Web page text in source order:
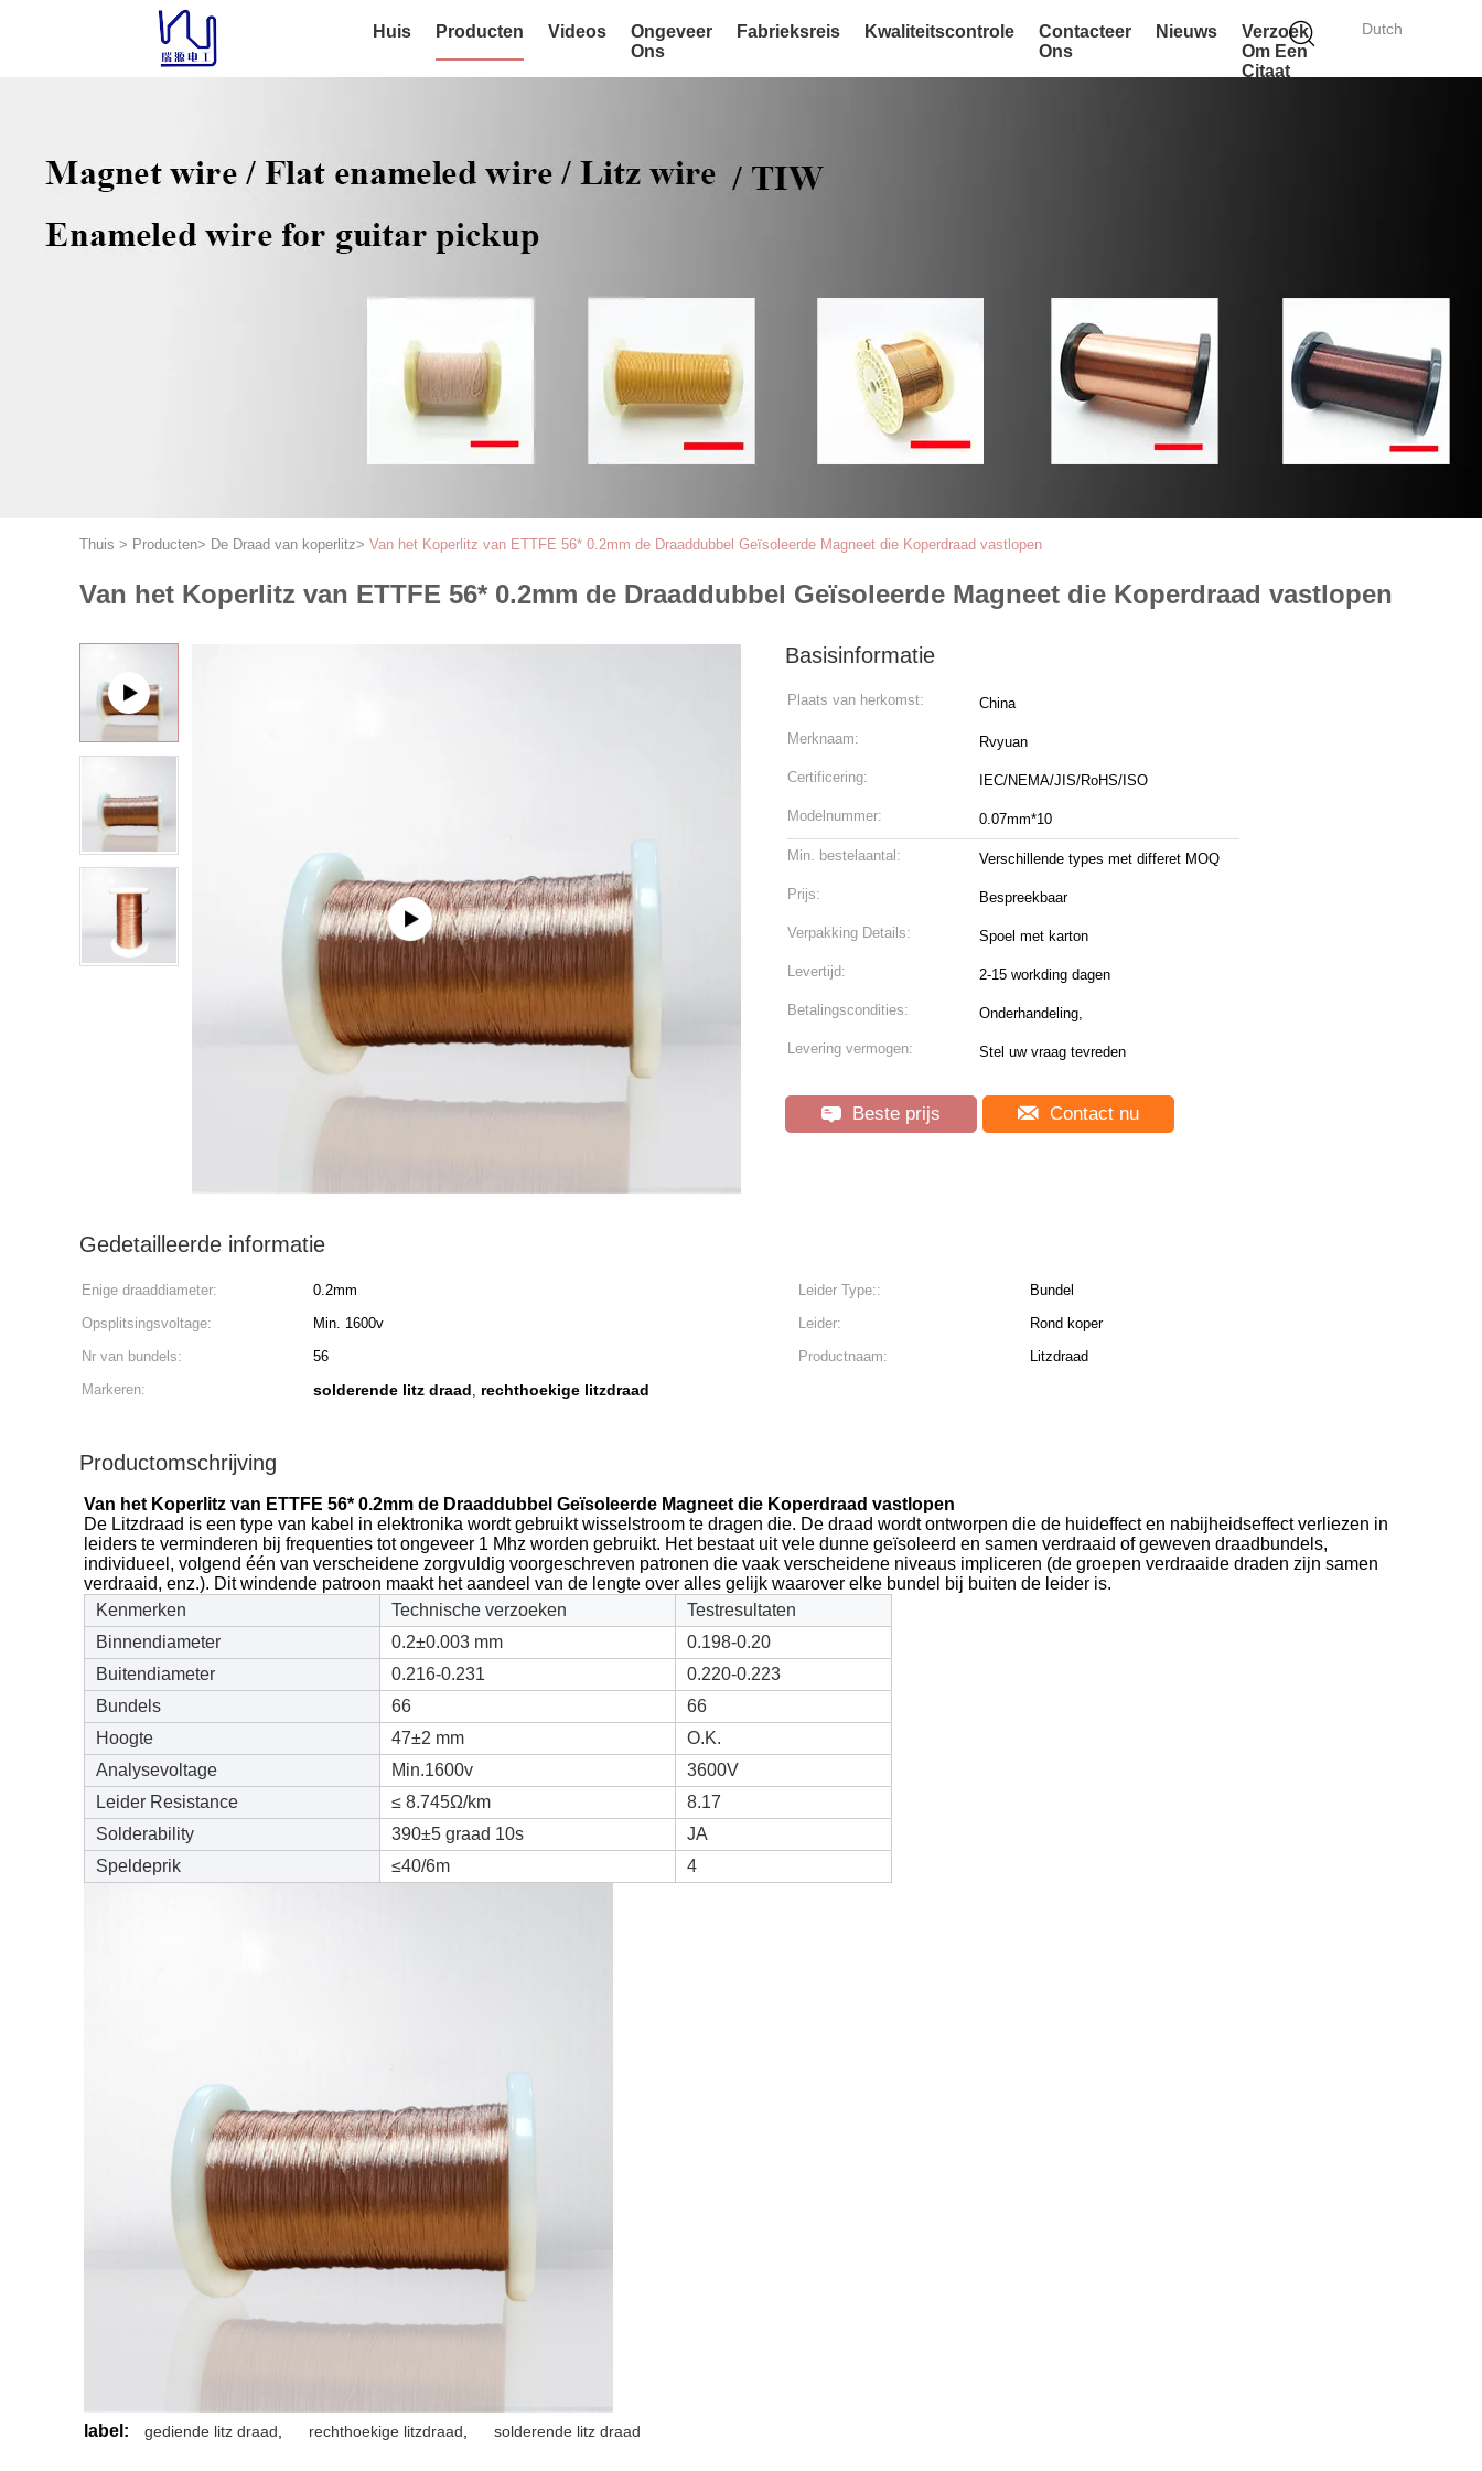
Dutch
Huis Producten Videos
Ongeveer
Ons
Fabrieksreis Kwaliteitscontrole
Contacteer
Ons
Nieuws
Verzoek
Om Een
Citaat
Thuis > Producten> De Draad van koperlitz> Van het Koperlitz van ETTFE 56* 0.2mm de Draaddubbel Geïsoleerde Magneet die Koperdraad vastlopen
Van het Koperlitz van ETTFE 56* 0.2mm de Draaddubbel Geïsoleerde Magneet die Koperdraad vastlopen
Basisinformatie
Plaats van herkomst: China
Merknaam: Rvyuan
Certificering: IEC/NEMA/JIS/RoHS/ISO
Modelnummer: 0.07mm*10
Min. bestelaantal: Verschillende types met differet MOQ
Prijs: Bespreekbaar
Verpakking Details: Spoel met karton
Levertijd: 2-15 workding dagen
Betalingscondities: Onderhandeling,
Levering vermogen: Stel uw vraag tevreden
Beste prijs Contact nu
Gedetailleerde informatie
Enige draaddiameter: 0.2mm Leider Type::
Bundel
Opsplitsingsvoltage:
Min. 1600v Leider:
Rond koper
Nr van bundels:
56 Productnaam:
Litzdraad
Markeren:
solderende litz draad, rechthoekige litzdraad
Productomschrijving
Van het Koperlitz van ETTFE 56* 0.2mm de Draaddubbel Geïsoleerde Magneet die Koperdraad vastlopen
De Litzdraad is een type van kabel in elektronika wordt gebruikt wisselstroom te dragen die. De draad wordt ontworpen die de huideffect en nabijheidseffect verliezen in
leiders te verminderen bij frequenties tot ongeveer 1 Mhz worden gebruikt. Het bestaat uit vele dunne geïsoleerd en samen verdraaid of geweven draadbundels,
individueel, volgend één van verscheidene zorgvuldig voorgeschreven patronen die vaak verscheidene niveaus impliceren (de groepen verdraaide draden zijn samen
verdraaid, enz.). Dit windende patroon maakt het aandeel van de lengte over alles gelijk waarover elke bundel bij buiten de leider is.
Kenmerken
Technische verzoeken
Testresultaten
Binnendiameter
0.2±0.003 mm
0.198-0.20
Buitendiameter
0.216-0.231
0.220-0.223
Bundels
66
66
Hoogte
47±2 mm
O.K.
Analysevoltage
Min.1600v
3600V
Leider Resistance
≤ 8.745Ω/km
8.17
Solderability
390±5 graad 10s
JA
Speldeprik
≤40/6m 4
label: gediende litz draad rechthoekige litzdraad solderende litz draad